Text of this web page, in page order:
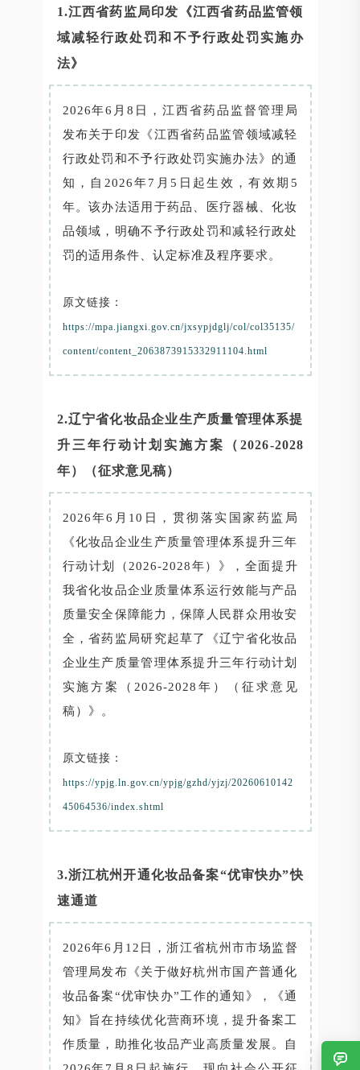
1.江西省药监局印发《江西省药品监管领
域减轻行政处罚和不予行政处罚实施办
法》
2026年6月8日，江西省药品监督管理局
发布关于印发《江西省药品监管领域减轻
行政处罚和不予行政处罚实施办法》的通
知，自2026年7月5日起生效，有效期5
年。该办法适用于药品、医疗器械、化妆
品领域，明确不予行政处罚和减轻行政处
罚的适用条件、认定标准及程序要求。
原文链接：
https://mpa.jiangxi.gov.cn/jxsypjdglj/col/col35135/
content/content_2063873915332911104.html
2.辽宁省化妆品企业生产质量管理体系提
升三年行动计划实施方案（2026-2028
年）（征求意见稿）
2026年6月10日，贯彻落实国家药监局
《化妆品企业生产质量管理体系提升三年
行动计划（2026-2028年）》，全面提升
我省化妆品企业质量体系运行效能与产品
质量安全保障能力，保障人民群众用妆安
全，省药监局研究起草了《辽宁省化妆品
企业生产质量管理体系提升三年行动计划
实施方案（2026-2028年）（征求意见
稿）》。
原文链接：
https://ypjg.ln.gov.cn/ypjg/gzhd/yjzj/20260610142
45064536/index.shtml
3.浙江杭州开通化妆品备案“优审快办”快
速通道
2026年6月12日，浙江省杭州市市场监督
管理局发布《关于做好杭州市国产普通化
妆品备案“优审快办”工作的通知》，《通
知》旨在持续优化营商环境，提升备案工
作质量，助推化妆品产业高质量发展。自